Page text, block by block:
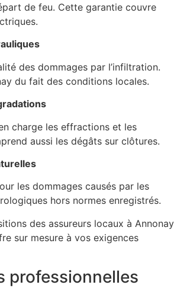
de feu. Cette garantie couvre
des dommages par l’infiltration.
du fait des conditions locales.
charge les effractions et les
aussi les dégâts sur clôtures.
les dommages causés par les
hors normes enregistrés.
des assureurs locaux à Annonay
sur mesure à vos exigences
professionnelles